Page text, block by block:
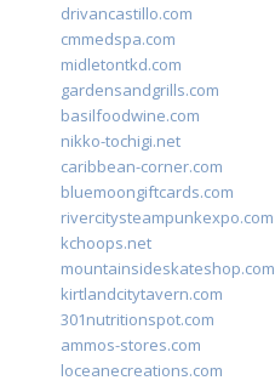
drivancastillo.com
cmmedspa.com
midletontkd.com
gardensandgrills.com
basilfoodwine.com
nikko-tochigi.net
caribbean-corner.com
bluemoongiftcards.com
rivercitysteampunkexpo.com
kchoops.net
mountainsideskateshop.com
kirtlandcitytavern.com
301nutritionspot.com
ammos-stores.com
loceanecreations.com